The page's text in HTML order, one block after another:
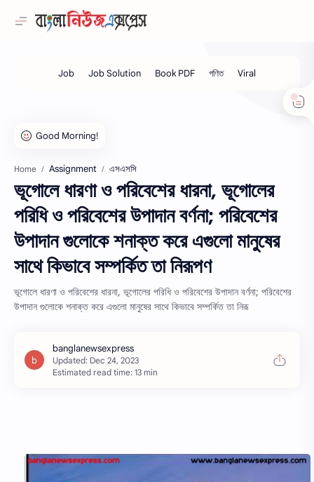
Home Assignment এসএসসি
ভূগোলে ধারণা ও পরিবেশের ধারনা, ভূগোলের
পরিধি ও পরিবেশের উপাদান বর্ণনা; পরিবেশের
উপাদান গুলোকে শনাক্ত করে এগুলো মানুষের
সাথে কিভাবে সম্পর্কিত তা নিরূপণ
ভূগোলে ধারণা ও পরিবেশের ধারনা, ভূগোলের পরিধি ও পরিবেশের উপাদান বর্ণনা; পরিবেশের
উপাদান গুলোকে শনাক্ত করে এগুলো মানুষের সাথে কিভাবে সম্পর্কিত তা নিরূ
Estimated read time: 13 min